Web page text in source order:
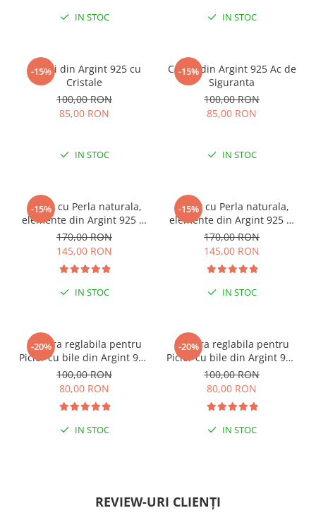
IN STOC IN STOC
-15%
Cercei din Argint 925 cu
Cristale
100,00 RON
85,00 RON
IN STOC
-15%
Cercei din Argint 925 Ac de
Siguranta
100,00 RON
85,00 RON
IN STOC
-15%
Colier cu Perla naturala,
elemente din Argint 925 si
margele Miyuki, multicolor
170,00 RON
145,00 RON
IN STOC
-15%
Colier cu Perla naturala,
elemente din Argint 925 si
margele Miyuki, verde/kiwi
170,00 RON
145,00 RON
IN STOC
-20%
Bratara reglabila pentru
Picior cu bile din Argint 925
si margele Miyuki rosii
100,00 RON
80,00 RON
IN STOC
-20%
Bratara reglabila pentru
Picior cu bile din Argint 925
si margele Miyuki verzi
100,00 RON
80,00 RON
IN STOC
REVIEW-URI CLIENȚI